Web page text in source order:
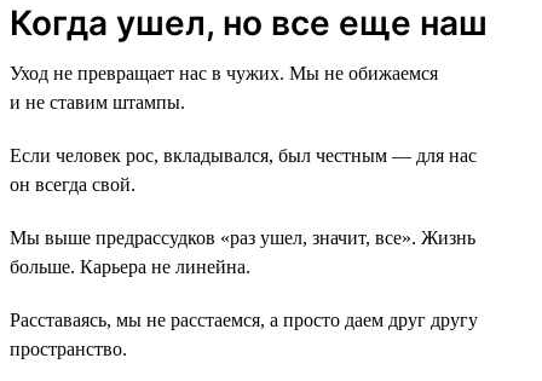
Когда ушел, но все еще наш
Уход не превращает нас в чужих. Мы не обижаемся
и не ставим штампы.
Если человек рос, вкладывался, был честным — для нас
он всегда свой.
Мы выше предрассудков «раз ушел, значит, все». Жизнь
больше. Карьера не линейна.
Расставаясь, мы не расстаемся, а просто даем друг другу
пространство.